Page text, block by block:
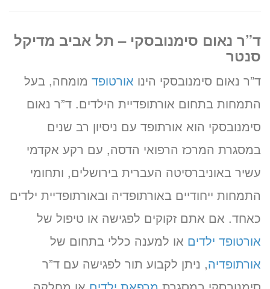
ד”ר נאום סימנובסקי – תל אביב מדיקל
סנטר
ד”ר נאום סימנובסקי הינו אורטופד מומחה, בעל
התמחות בתחום אורתופדיית הילדים. ד”ר נאום
סימנובסקי הוא אורתופד עם ניסיון רב שנים
במסגרת המרכז הרפואי הדסה, עם רקע אקדמי
עשיר באוניברסיטה העברית בירושלים, ותחומי
התמחות ייחודיים באורתופדיה ובאורתופדיית ילדים
כאחד. אם אתם זקוקים לפגישה או טיפול של
אורטופד ילדים או למענה כללי בתחום של
אורתופדיה, ניתן לקבוע תור לפגישה עם ד”ר